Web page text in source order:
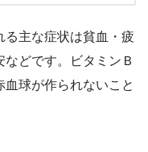
る主な症状は貧血・疲
どです。ビタミンＢ
血球が作られないこと